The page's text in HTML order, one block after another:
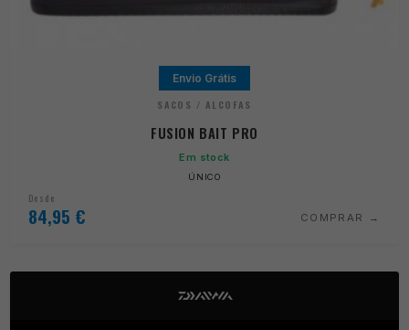
Envio Grátis
SACOS / ALCOFAS
FUSION BAIT PRO
Em stock
ÚNICO
Desde
84,95 € COMPRAR